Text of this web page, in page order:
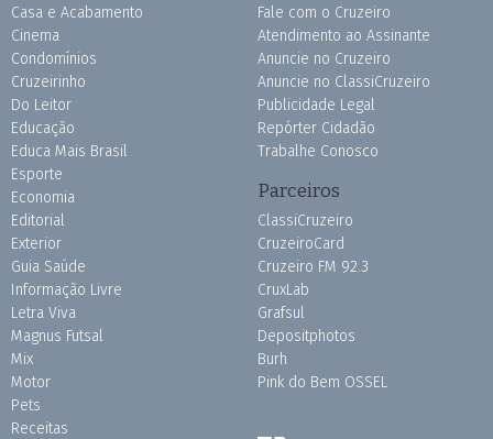
Casa e Acabamento
Cinema
Condomínios
Cruzeirinho
Do Leitor
Educação
Educa Mais Brasil
Esporte
Economia
Editorial
Exterior
Guia Saúde
Informação Livre
Letra Viva
Magnus Futsal
Mix
Motor
Pets
Receitas
Fale com o Cruzeiro
Atendimento ao Assinante
Anuncie no Cruzeiro
Anuncie no ClassiCruzeiro
Publicidade Legal
Repórter Cidadão
Trabalhe Conosco
Parceiros
ClassiCruzeiro
CruzeiroCard
Cruzeiro FM 92.3
CruxLab
Grafsul
Depositphotos
Burh
Pink do Bem OSSEL